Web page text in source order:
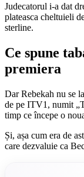
Judecatorul i-a dat
plateasca cheltuieli
sterline.
Ce spune
premiera
Dar Rebekah nu se
de pe ITV1, numit
timp ce începe o
Și, așa cum era de
care dezvaluie ca